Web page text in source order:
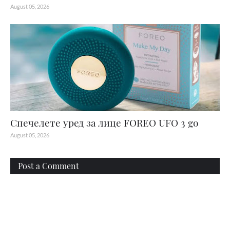
August 05, 2026
Спечелете уред за лице FOREO UFO 3 go
August 05, 2026
Post a Comment